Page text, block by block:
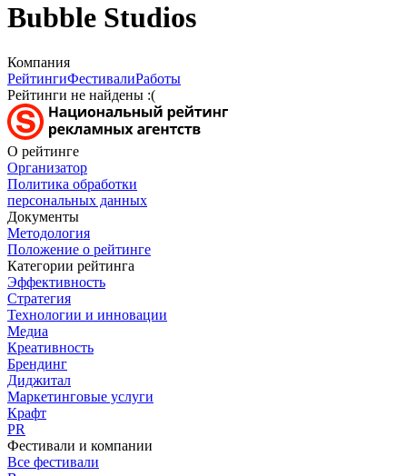
Bubble Studios
Компания
РейтингиФестивалиРаботы
Рейтинги не найдены :(
О рейтинге
Организатор
Политика обработки
персональных данных
Документы
Методология
Положение о рейтинге
Категории рейтинга
Эффективность
Стратегия
Технологии и инновации
Медиа
Креативность
Брендинг
Диджитал
Маркетинговые услуги
Крафт
PR
Фестивали и компании
Все фестивали